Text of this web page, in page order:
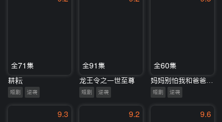
全71集
耕耘
短剧 逆袭
全91集
龙王令之一世至尊
短剧 逆袭
全60集
短剧 逆袭
9.3 9.2 9.6